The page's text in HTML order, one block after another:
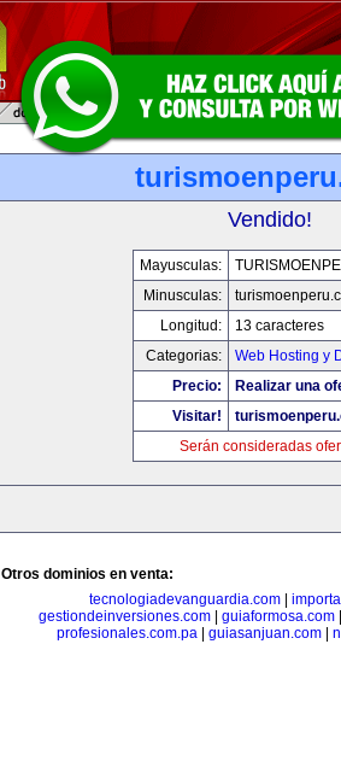
Vendido!
Mayusculas:
Minusculas:
Longitud:
13 caracteres
Categorias:
Web Hosting y
Precio:
Realizar una
Visitar!
Serán consideradas
Otros dominios en venta:
tecnologiadevanguardia.com|
gestiondeinversiones.com| guiaformosa.com
profesionales.com.pa
guiasanjuan.com